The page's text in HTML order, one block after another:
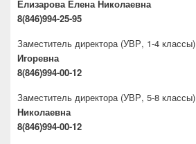
Елизарова Елена Николаевна
8(846)994-25-95
Заместитель директора (УВР, 1-4 классы)
Игоревна
8(846)994-00-12
Заместитель директора (УВР, 5-8 классы)
Николаевна
8(846)994-00-12